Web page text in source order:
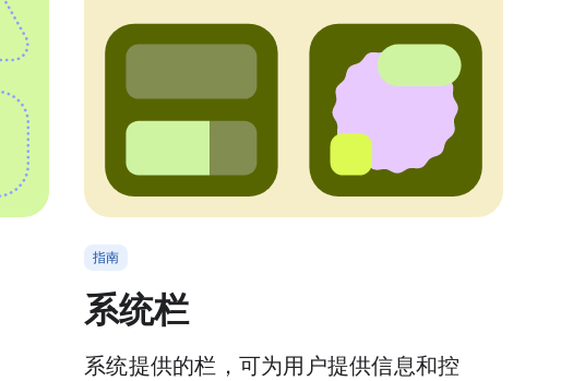
指南
系统栏
系统提供的栏，可为用户提供信息和控